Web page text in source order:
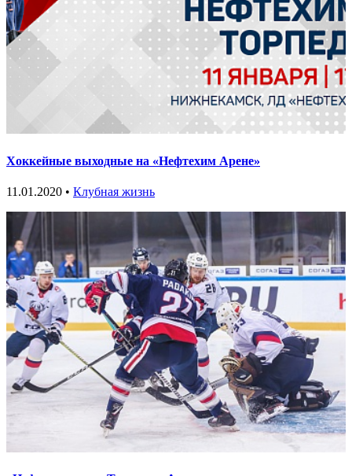
Хоккейные выходные на «Нефтехим Арене»
11.01.2020 • Клубная жизнь